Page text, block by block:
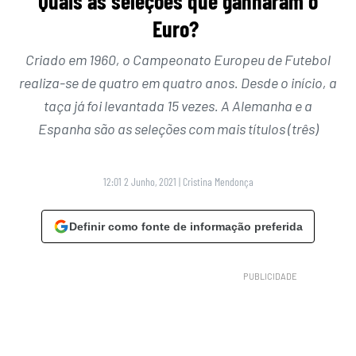
Euro?
Criado em 1960, o Campeonato Europeu de Futebol
realiza-se de quatro em quatro anos. Desde o início, a
taça já foi levantada 15 vezes. A Alemanha e a
Espanha são as seleções com mais títulos (três)
12:01 2 Junho, 2021 | Cristina Mendonça
Definir como fonte de informação preferida